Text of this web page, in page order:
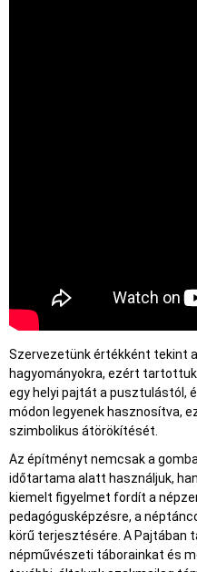
Szervezetünk értékként tekint
hagyományokra, ezért
egy helyi pajtát a pusztulástól,
módon legyenek hasznosítva,
szimbolikus átörökítését.
Az építményt nemcsak a
időtartama alatt használjuk,
kiemelt figyelmet fordít a
pedagógusképzésre, a
körű terjesztésére. A Pajtában
népművészeti táborainkat és